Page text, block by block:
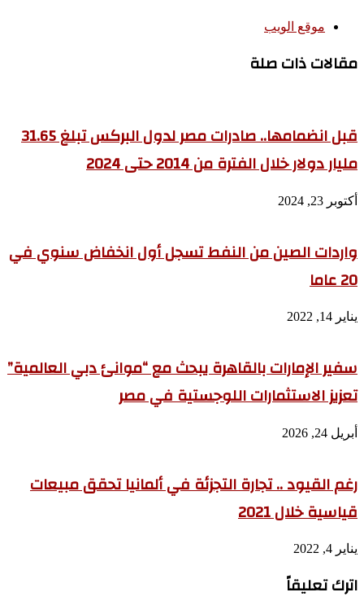
موقع الويب
مقالات ذات صلة
قبل انضمامها.. صادرات مصر لدول البركس تبلغ 31.65
مليار دولار خلال الفترة من 2014 حتى 2024
أكتوبر 23, 2024
واردات الصين من النفط تسجل أول انخفاض سنوي في
20 عاما
يناير 14, 2022
سفير الإمارات بالقاهرة يبحث مع “موانئ دبي العالمية”
تعزيز الاستثمارات اللوجستية في مصر
أبريل 24, 2026
رغم القيود .. تجارة التجزئة في ألمانيا تحقق مبيعات
قياسية خلال 2021
يناير 4, 2022
اترك تعليقاً